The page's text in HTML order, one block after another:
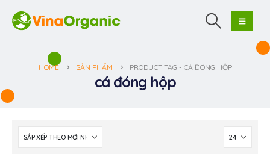
HOME SẢN PHẨM PRODUCT TAG - CÁ ĐÓNG HỘP
cá đóng hộp